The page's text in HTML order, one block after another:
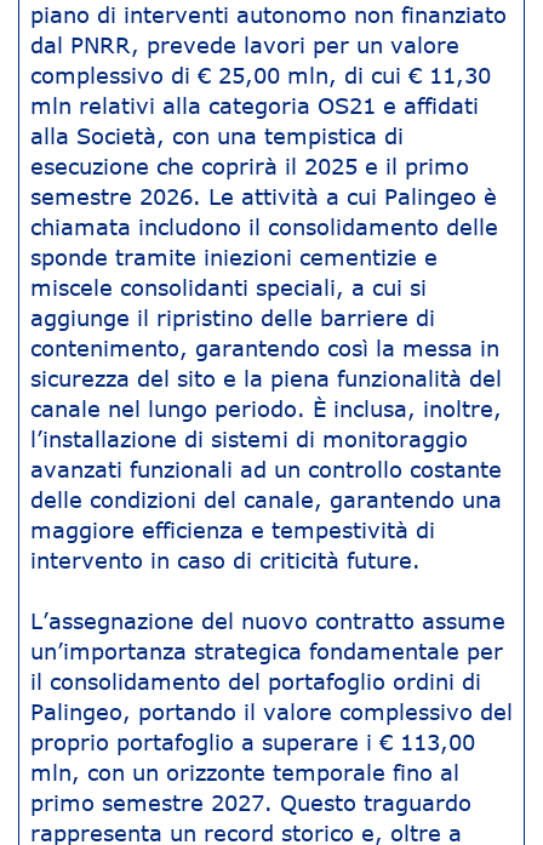
piano di interventi autonomo non finanziato
dal PNRR, prevede lavori per un valore
complessivo di € 25,00 mln, di cui € 11,30
mln relativi alla categoria OS21 e affidati
alla Società, con una tempistica di
esecuzione che coprirà il 2025 e il primo
semestre 2026. Le attività a cui Palingeo è
chiamata includono il consolidamento delle
sponde tramite iniezioni cementizie e
miscele consolidanti speciali, a cui si
aggiunge il ripristino delle barriere di
contenimento, garantendo così la messa in
sicurezza del sito e la piena funzionalità del
canale nel lungo periodo. È inclusa, inoltre,
l’installazione di sistemi di monitoraggio
avanzati funzionali ad un controllo costante
delle condizioni del canale, garantendo una
maggiore efficienza e tempestività di
intervento in caso di criticità future.
L’assegnazione del nuovo contratto assume
un’importanza strategica fondamentale per
il consolidamento del portafoglio ordini di
Palingeo, portando il valore complessivo del
proprio portafoglio a superare i € 113,00
mln, con un orizzonte temporale fino al
primo semestre 2027. Questo traguardo
rappresenta un record storico e, oltre a